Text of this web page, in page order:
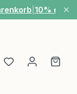
10% extra
Du hast 0